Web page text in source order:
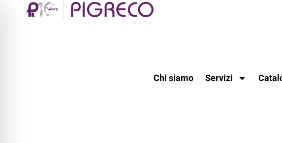
Chi siamo Servizi